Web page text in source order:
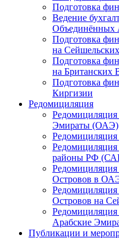
Подготовка
Ведение
Объединённых
Подготовка
на
Подготовка
на Британских
Подготовка
Киргизии
Редомициляция
Эмираты (ОАЭ)
Редомициляция
районы РФ
Островов в
Островов на
Арабские
Публикации и